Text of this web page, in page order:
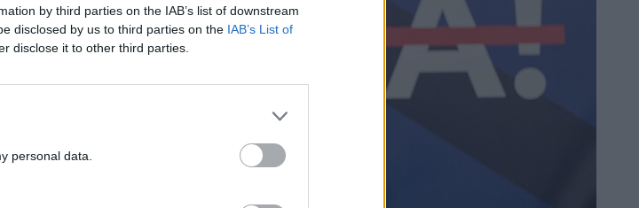
by third parties on the IAB’s list of downstream
disclosed by us to third parties on the IAB’s List of
disclose it to other third parties.
personal data.